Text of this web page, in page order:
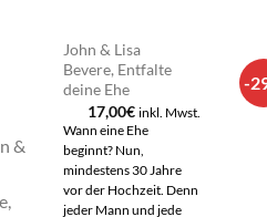
John & Lisa
Bevere, Entfalte
deine Ehe
17,00€ inkl. Mwst.
Wann eine Ehe
beginnt? Nun,
mindestens 30 Jahre
vor der Hochzeit. Denn
jeder Mann und jede
-